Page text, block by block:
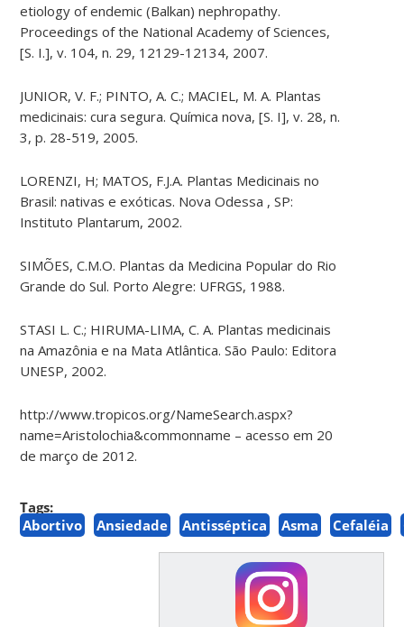
etiology of endemic (Balkan) nephropathy.
Proceedings of the National Academy of Sciences,
[S. I.], v. 104, n. 29, 12129-12134, 2007.
JUNIOR, V. F.; PINTO, A. C.; MACIEL, M. A. Plantas
medicinais: cura segura. Química nova, [S. I], v. 28, n.
3, p. 28-519, 2005.
LORENZI, H; MATOS, F.J.A. Plantas Medicinais no
Brasil: nativas e exóticas. Nova Odessa , SP:
Instituto Plantarum, 2002.
SIMÕES, C.M.O. Plantas da Medicina Popular do Rio
Grande do Sul. Porto Alegre: UFRGS, 1988.
STASI L. C.; HIRUMA-LIMA, C. A. Plantas medicinais
na Amazônia e na Mata Atlântica. São Paulo: Editora
UNESP, 2002.
http://www.tropicos.org/NameSearch.aspx?
name=Aristolochia&commonname – acesso em 20
de março de 2012.
Tags:
Abortivo
Ansiedade Antisséptica Asma Cefaléia